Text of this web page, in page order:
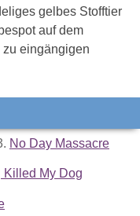
gelbes Stofftier
auf dem
eingängigen
No Day Massacre
Killed My Dog